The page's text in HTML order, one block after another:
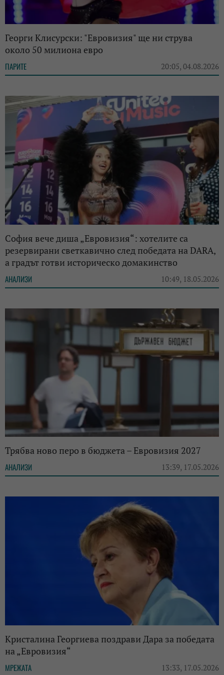
Георги Клисурски: "Евровизия" ще ни струва
около 50 милиона евро
ПАРИТЕ 20:05, 04.08.2026
София вече диша „Евровизия“: хотелите са
резервирани светкавично след победата на DARA,
а градът готви историческо домакинство
АНАЛИЗИ 10:49, 18.05.2026
Трябва ново перо в бюджета – Евровизия 2027
АНАЛИЗИ 13:39, 17.05.2026
Кристалина Георгиева поздрави Дара за победата
на „Евровизия“
МРЕЖАТА 13:33, 17.05.2026